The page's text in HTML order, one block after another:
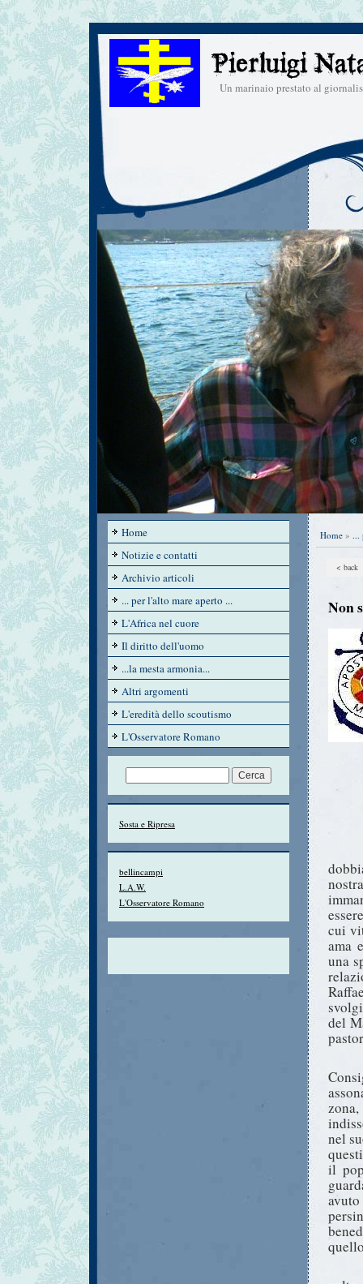
Un marinaio prestato al
Home » ...
< back
Non
cui
ama
una
del
nel
il
Home
Notizie e contatti
Archivio articoli
... per l'alto mare aperto ...
L'Africa nel cuore
Il diritto dell'uomo
...la mesta armonia...
Altri argomenti
L'eredità dello scoutismo
L'Osservatore Romano
Sosta e Ripresa
bellincampi
L.A.W.
L'Osservatore Romano